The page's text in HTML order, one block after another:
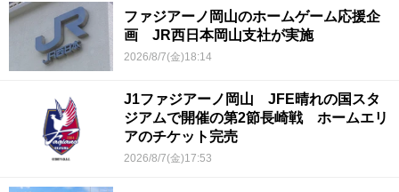
ファジアーノ岡山のホームゲーム応援企
画 JR西日本岡山支社が実施
2026/8/7(金)18:14
J1ファジアーノ岡山 JFE晴れの国スタ
ジアムで開催の第2節長崎戦 ホームエリ
アのチケット完売
2026/8/7(金)17:53